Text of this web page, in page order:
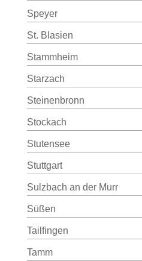
Speyer
St. Blasien
Stammheim
Starzach
Steinenbronn
Stockach
Stutensee
Stuttgart
Sulzbach an der Murr
Süßen
Tailfingen
Tamm